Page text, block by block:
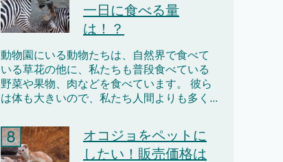
一日に食べる量
は！？
動物園にいる動物たちは、自然界で食べて
いる草花の他に、私たちも普段食べている
野菜や果物、肉などを食べています。 彼ら
は体も大きいので、私たち人間よりも多く...
オコジョをペットに
したい！販売価格は